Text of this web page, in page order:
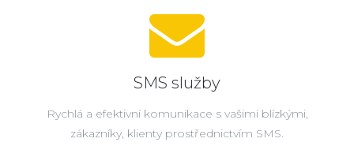
SMS služby
Rychlá a efektivní komunikace s vašimi blízkými,
zákazníky, klienty prostřednictvím SMS.